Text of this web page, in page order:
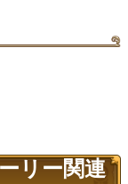
リー関連